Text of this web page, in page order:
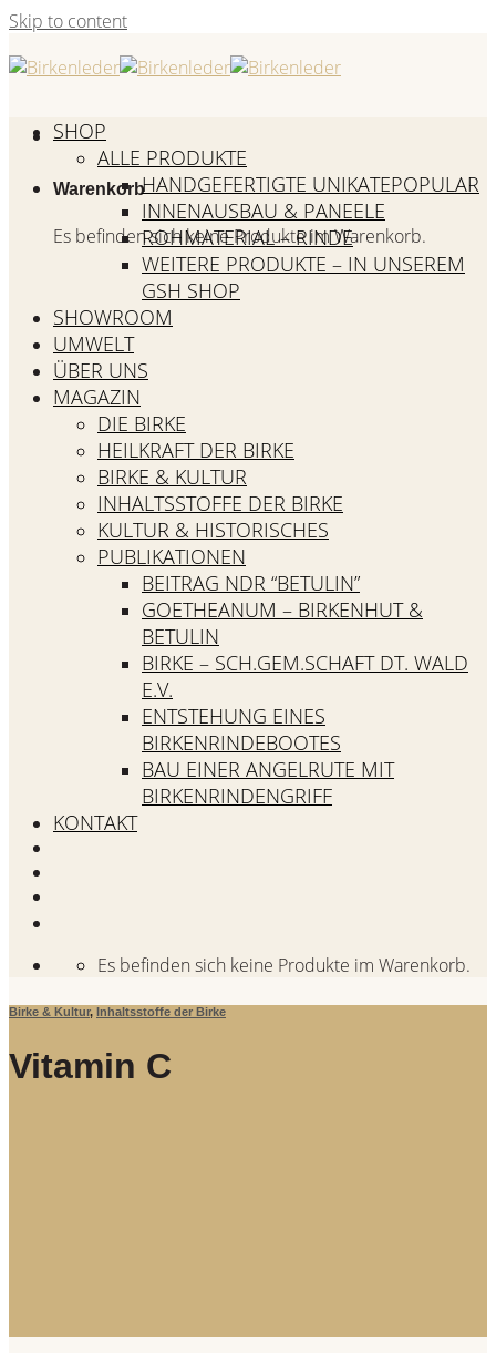
Skip to content
Warenkorb
Es befinden sich keine Produkte im Warenkorb.
SHOP
ALLE PRODUKTE
HANDGEFERTIGTE UNIKATE
INNENAUSBAU & PANEELE
ROHMATERIAL – RINDE
WEITERE PRODUKTE – IN UNSEREM
GSH SHOP
SHOWROOM
UMWELT
ÜBER UNS
MAGAZIN
DIE BIRKE
HEILKRAFT DER BIRKE
BIRKE & KULTUR
INHALTSSTOFFE DER BIRKE
KULTUR & HISTORISCHES
PUBLIKATIONEN
BEITRAG NDR “BETULIN”
GOETHEANUM – BIRKENHUT &
BETULIN
BIRKE – SCH.GEM.SCHAFT DT. WALD
E.V.
ENTSTEHUNG EINES
BIRKENRINDEBOOTES
BAU EINER ANGELRUTE MIT
BIRKENRINDENGRIFF
KONTAKT
Es befinden sich keine Produkte im Warenkorb.
Birke & Kultur, Inhaltsstoffe der Birke
Vitamin C